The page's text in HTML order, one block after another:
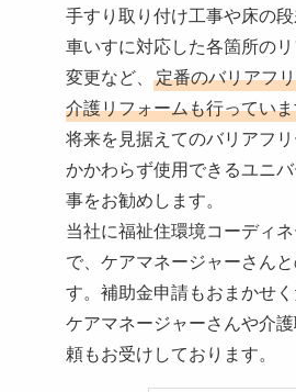
手すり取り付け工事や床の
車いすに対応した各箇所の
変更など、 定番のバリアフ
介護リフォームも行ってい
将来を見据えてのバリアフ
かかわらず使用できるユニ
事をお勧めします。
当社に福祉住環境コーディ
で、ケアマネージャーさん
す。補助金申請もおまかせ
ケアマネージャーさんや介
頼もお受けしております。